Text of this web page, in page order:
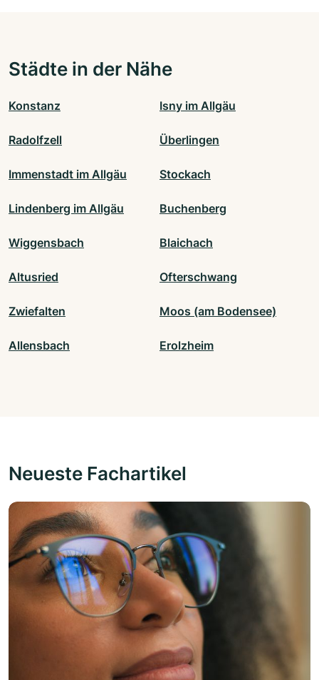
Städte in der Nähe
Konstanz Isny im Allgäu
Radolfzell Überlingen
Immenstadt im Allgäu Stockach
Lindenberg im Allgäu Buchenberg
Wiggensbach Blaichach
Altusried Ofterschwang
Zwiefalten Moos (am Bodensee)
Allensbach Erolzheim
Neueste Fachartikel